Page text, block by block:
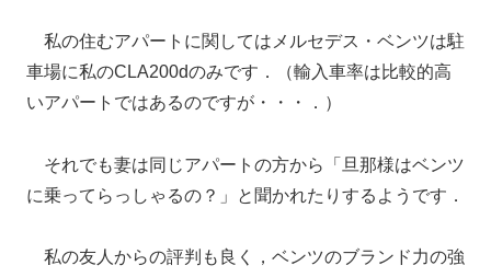
私の住むアパートに関してはメルセデス・ベンツは駐
車場に私のCLA200dのみです．（輸入車率は比較的高
いアパートではあるのですが・・・．）
それでも妻は同じアパートの方から「旦那様はベンツ
に乗ってらっしゃるの？」と聞かれたりするようです．
私の友人からの評判も良く，ベンツのブランド力の強